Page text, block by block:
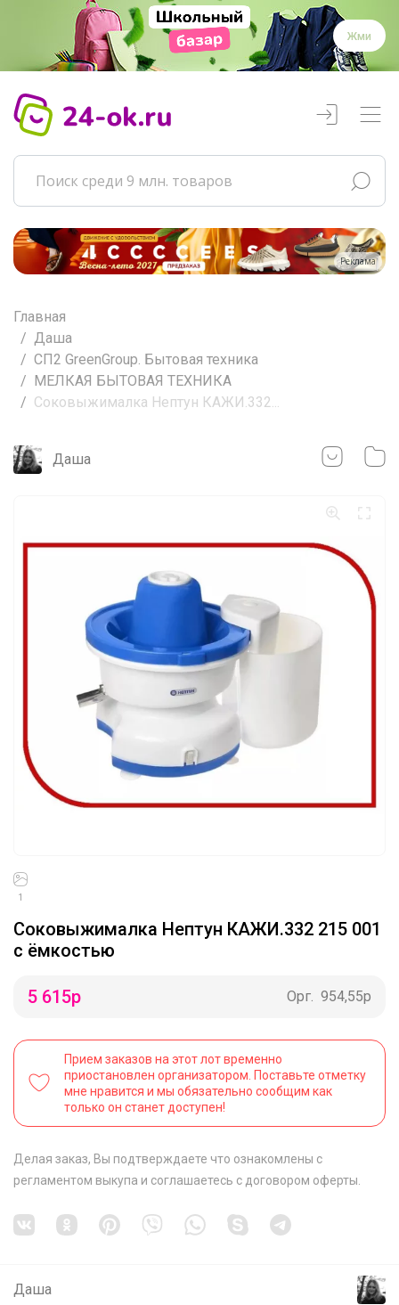
Жми
Реклама
Главная
Даша
СП2 GreenGroup. Бытовая техника
МЕЛКАЯ БЫТОВАЯ ТЕХНИКА
Соковыжималка Нептун КАЖИ.332...
Даша
1
Соковыжималка Нептун КАЖИ.332 215 001
с ёмкостью
5 615р Орг. 954,55р
Прием заказов на этот лот временно
приостановлен организатором. Поставьте отметку
мне нравится и мы обязательно сообщим как
только он станет доступен!
Делая заказ, Вы подтверждаете что ознакомлены с
регламентом выкупа и соглашаетесь с договором оферты
Даша